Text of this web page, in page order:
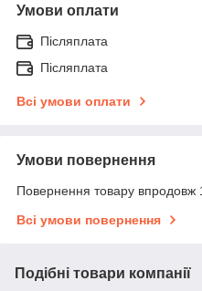
Умови оплати
Післяплата
Післяплата
Всі умови оплати
Умови повернення
Повернення товару впродовж
Всі умови повернення
Подібні товари компанії